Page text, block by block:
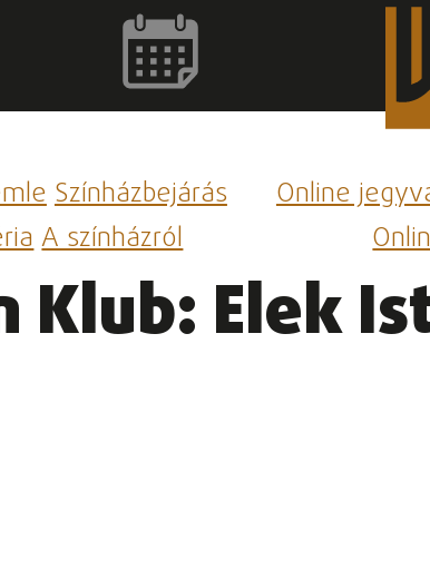
Színházbejárás
A színházról
Online
Klub: Elek